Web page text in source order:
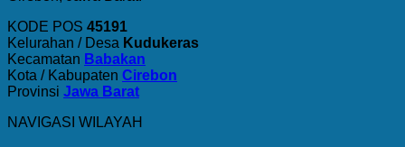
KODE POS 45191
Kelurahan / Desa Kudukeras
Kecamatan Babakan
Kota / Kabupaten Cirebon
Provinsi Jawa Barat
NAVIGASI WILAYAH